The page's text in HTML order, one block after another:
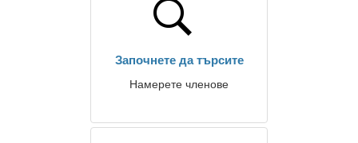
Започнете да търсите
Намерете членове